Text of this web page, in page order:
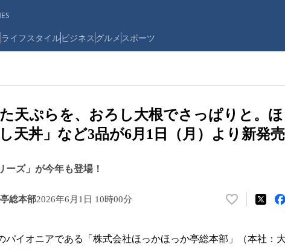
ライフスタイルビジネス グルメ スポーツ
天ぷらを、おろし大根でさっぱりと。
天丼」など3品が6月1日（月）より新発売
ーズ」が今年も登場！
総本部2026年6月1日 10時00分
い
！
イオニアである「株式会社ほっかほっか亭総本部」（本社：